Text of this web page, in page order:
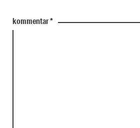
kommentar*